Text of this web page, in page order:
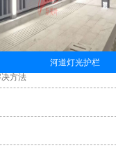
河道灯光护栏
方法